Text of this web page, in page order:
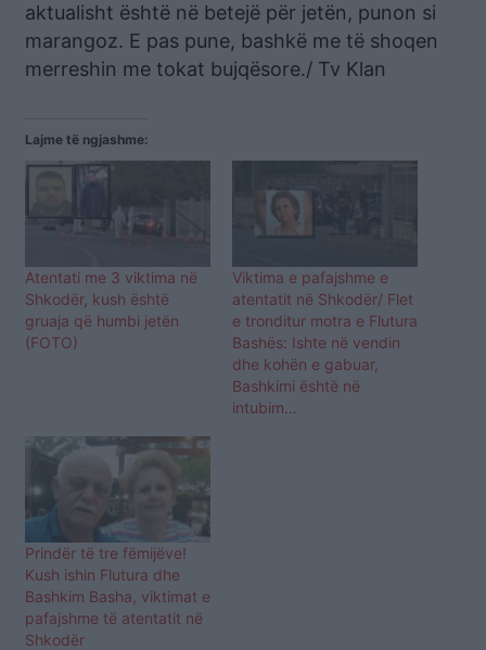
aktualisht është në betejë për jetën, punon si
marangoz. E pas pune, bashkë me të shoqen
merreshin me tokat bujqësore./ Tv Klan
Lajme të ngjashme:
Atentati me 3 viktima në
Shkodër, kush është
gruaja që humbi jetën
(FOTO)
Viktima e pafajshme e
atentatit në Shkodër/ Flet
e tronditur motra e Flutura
Bashës: Ishte në vendin
dhe kohën e gabuar,
Bashkimi është në
intubim…
Prindër të tre fëmijëve!
Kush ishin Flutura dhe
Bashkim Basha, viktimat e
pafajshme të atentatit në
Shkodër